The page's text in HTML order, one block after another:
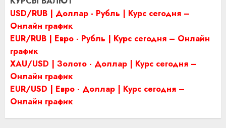
USD/RUB | Доллар - Рубль | Курс сегодня –
Онлайн график
EUR/RUB | Евро - Рубль | Курс сегодня – Онлайн
график
XAU/USD | Золото - Доллар | Курс сегодня –
Онлайн график
EUR/USD | Евро - Доллар | Курс сегодня –
Онлайн график